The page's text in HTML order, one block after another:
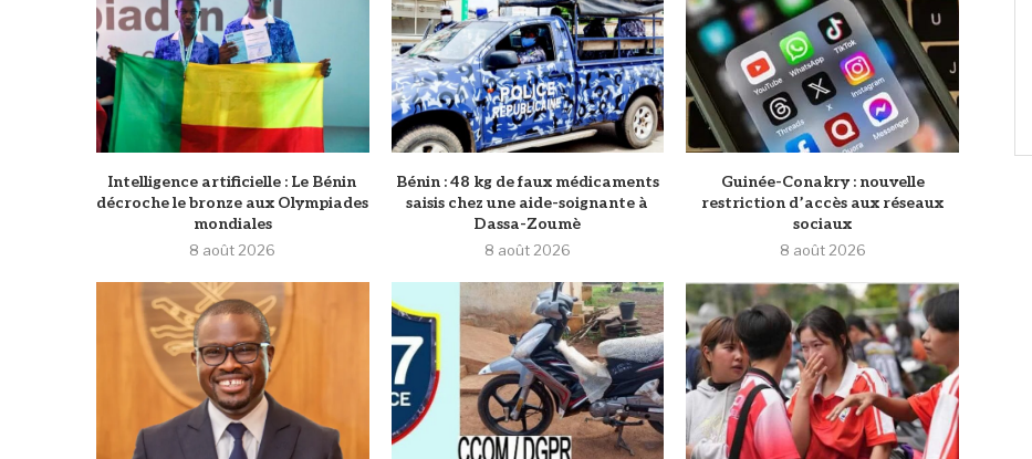
Intelligence artificielle : Le Bénin
décroche le bronze aux Olympiades
mondiales
8 août 2026
Bénin : 48 kg de faux médicaments
saisis chez une aide-soignante à
Dassa-Zoumè
8 août 2026
Guinée-Conakry : nouvelle
restriction d’accès aux réseaux
sociaux
8 août 2026